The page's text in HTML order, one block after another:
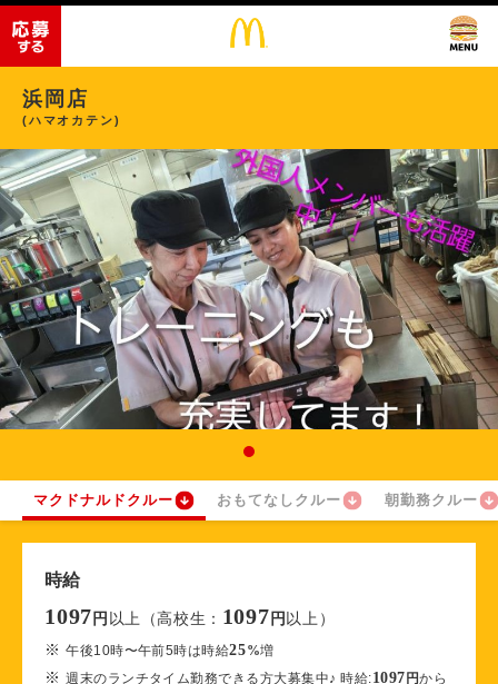
浜岡店
(ハマオカテン)
マクドナルドクルー おもてなしクルー 朝勤務クルー
時給
1097 円 以上（高校生： 1097 円 以上）
※午後10時〜午前5時は時給25%増
※週末のランチタイム勤務できる方大募集中♪ 時給:1097円から